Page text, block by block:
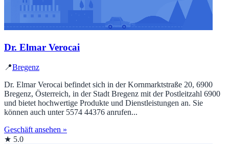
Dr. Elmar Verocai
📍Bregenz
Dr. Elmar Verocai befindet sich in der Kornmarktstraße 20, 6900
Bregenz, Österreich, in der Stadt Bregenz mit der Postleitzahl 6900
und bietet hochwertige Produkte und Dienstleistungen an. Sie
können auch unter 5574 44376 anrufen...
Geschäft ansehen »
★ 5.0